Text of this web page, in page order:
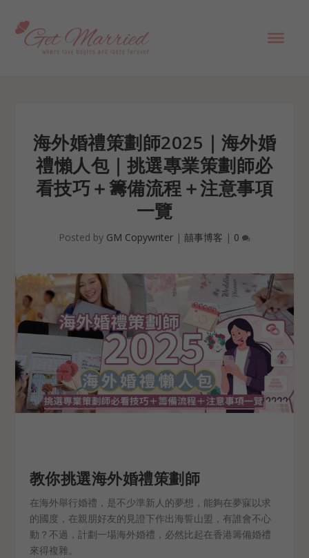
海外婚禮策劃師2025｜海外婚
禮懶人包｜挑選專業策劃師必
看技巧＋籌備流程＋注意事項
一覽
Posted by GM Copywriter | 囍事博客 | 0
教你挑選海外婚禮策劃師
在海外舉行婚禮，是不少準新人的夢想，能夠在夢寐以求
的國度，在親朋好友的見證下作出海誓山盟，有誰會不心
動？不過，計劃一場海外婚禮，必然比起在香港籌備婚禮
來得複雜。